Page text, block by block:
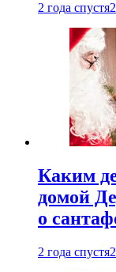
2 года спустя
Каким
домой
о
2 года спустя